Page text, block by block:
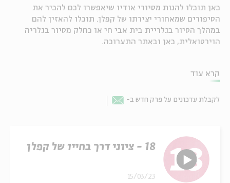
כאן תוכלו להנות מסיורי אודיו שיאפשרו לכם להכיר את
הסיפורים שמאחורי יצירתו של קפלן. תוכלו להאזין להם
במהלך הסיור בגלריית בית אבי חי או כחלק מסיור בגלריה
הוירטואלית, כאן ובאתר התערוכה.
קרא עוד
לקבלת עדכונים על פרק חדש ב- Email
18 - ציוני דרך בחייו של קפלן
15/03/23